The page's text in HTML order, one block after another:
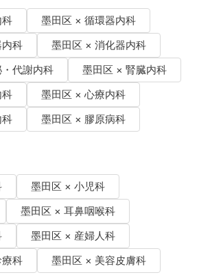
墨田区 × 循環器内科
科
墨田区 × 消化器内科
代謝内科
墨田区 × 腎臓内科
墨田区 × 心療内科
墨田区 × 膠原病科
墨田区 × 小児科
墨田区 × 耳鼻咽喉科
墨田区 × 産婦人科
科
墨田区 × 美容皮膚科